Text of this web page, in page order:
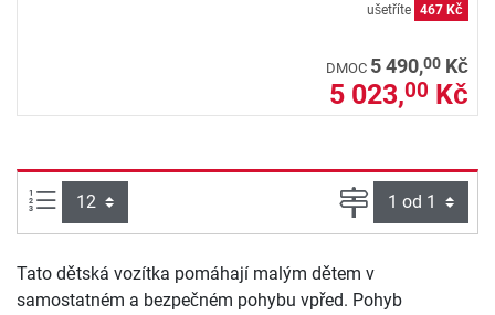
ušetříte 467 Kč
DMOC 5 490,00 Kč
5 023,00 Kč
Počet výrobků na straně: Strana
Tato dětská vozítka pomáhají malým dětem v
samostatném a bezpečném pohybu vpřed. Pohyb